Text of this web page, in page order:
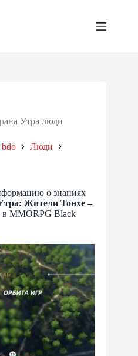
Утра люди
bdo
Люди
о знаниях
Жители Тонхе –
в MMORPG Black